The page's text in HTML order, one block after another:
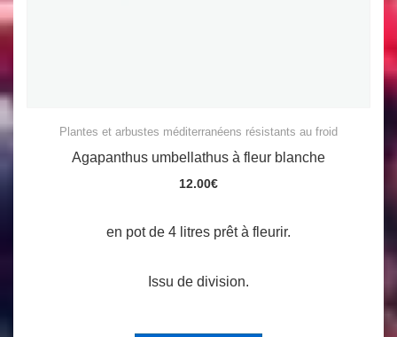
Plantes et arbustes méditerranéens résistants au froid
Agapanthus umbellathus à fleur blanche
12.00€
en pot de 4 litres prêt à fleurir.
Issu de division.